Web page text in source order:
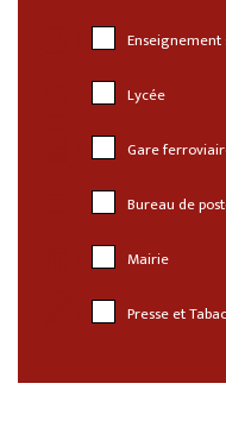
Lycée
Gare
Bureau de
Mairie
Presse et Tabac